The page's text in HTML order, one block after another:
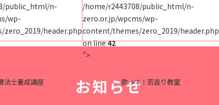
public_html/n-
wp-
header.php
法士養成講座
/home/r2443708/public_html/n-
zero.or.jp/wpcms/wp-
content/themes/zero_2019/header.php
on line42
">
歌って！若返り教室
お知らせ